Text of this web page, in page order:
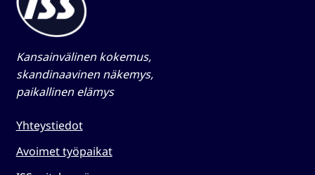
Kansainvälinen kokemus,
skandinaavinen näkemys,
paikallinen elämys​
Yhteystiedot
Avoimet työpaikat